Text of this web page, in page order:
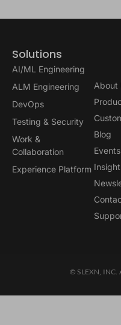
Solutions
AI/ML Engineering
ALM Engineering
DevOps
Testing & Security
Work &
Collaboration
Experience Platform
About
Blog
Events
© SLEXN, INC.